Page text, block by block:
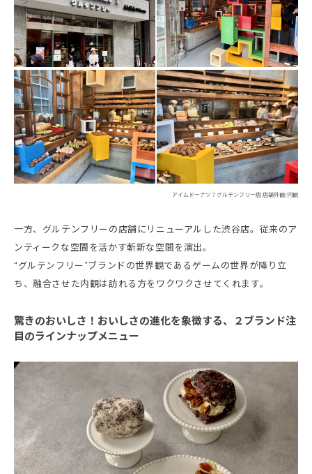
アイムドーナツ？グルテンフリー店 店舗外観/内観
一方、グルテンフリーの店舗にリニューアルした渋谷店。従来のア
ンティークな空間を活かす斬新な空間を演出。
“グルテンフリー”ブランドの世界観であるゲームの世界が降り立
ち、融合させた内観は訪れる方をワクワクさせてくれます。
驚きのおいしさ！おいしさの進化を象徴する、２ブランド注
目のラインナップメニュー